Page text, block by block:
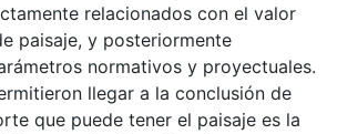
relacionados con el valor
paisaje, y posteriormente
normativos y proyectuales.
llegar a la conclusión de
que puede tener el paisaje es la